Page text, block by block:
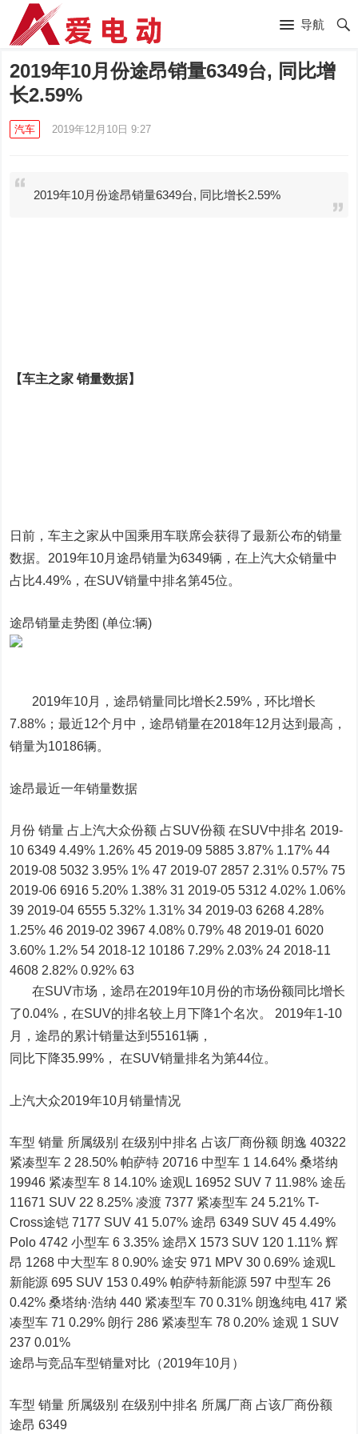
导航
2019年10月份途昂销量6349台, 同比增
长2.59%
汽车 2019年12月10日 9:27
2019年10月份途昂销量6349台, 同比增长2.59%
【车主之家 销量数据】
日前，车主之家从中国乘用车联席会获得了最新公布的销量
数据。2019年10月途昂销量为6349辆，在上汽大众销量中
占比4.49%，在SUV销量中排名第45位。
途昂销量走势图 (单位:辆)
2019年10月，途昂销量同比增长2.59%，环比增长
7.88%；最近12个月中，途昂销量在2018年12月达到最高，
销量为10186辆。
途昂最近一年销量数据
月份 销量 占上汽大众份额 占SUV份额 在SUV中排名 2019-
10 6349 4.49% 1.26% 45 2019-09 5885 3.87% 1.17% 44
2019-08 5032 3.95% 1% 47 2019-07 2857 2.31% 0.57% 75
2019-06 6916 5.20% 1.38% 31 2019-05 5312 4.02% 1.06%
39 2019-04 6555 5.32% 1.31% 34 2019-03 6268 4.28%
1.25% 46 2019-02 3967 4.08% 0.79% 48 2019-01 6020
3.60% 1.2% 54 2018-12 10186 7.29% 2.03% 24 2018-11
4608 2.82% 0.92% 63
在SUV市场，途昂在2019年10月份的市场份额同比增长
了0.04%，在SUV的排名较上月下降1个名次。 2019年1-10
月，途昂的累计销量达到55161辆，
同比下降35.99%， 在SUV销量排名为第44位。
上汽大众2019年10月销量情况
车型 销量 所属级别 在级别中排名 占该厂商份额 朗逸 40322
紧凑型车 2 28.50% 帕萨特 20716 中型车 1 14.64% 桑塔纳
19946 紧凑型车 8 14.10% 途观L 16952 SUV 7 11.98% 途岳
11671 SUV 22 8.25% 凌渡 7377 紧凑型车 24 5.21% T-
Cross途铠 7177 SUV 41 5.07% 途昂 6349 SUV 45 4.49%
Polo 4742 小型车 6 3.35% 途昂X 1573 SUV 120 1.11% 辉
昂 1268 中大型车 8 0.90% 途安 971 MPV 30 0.69% 途观L
新能源 695 SUV 153 0.49% 帕萨特新能源 597 中型车 26
0.42% 桑塔纳·浩纳 440 紧凑型车 70 0.31% 朗逸纯电 417 紧
凑型车 71 0.29% 朗行 286 紧凑型车 78 0.20% 途观 1 SUV
237 0.01%
途昂与竞品车型销量对比（2019年10月）
车型 销量 所属级别 在级别中排名 所属厂商 占该厂商份额
途昂 6349